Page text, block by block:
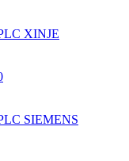
XINJE
SIEMENS